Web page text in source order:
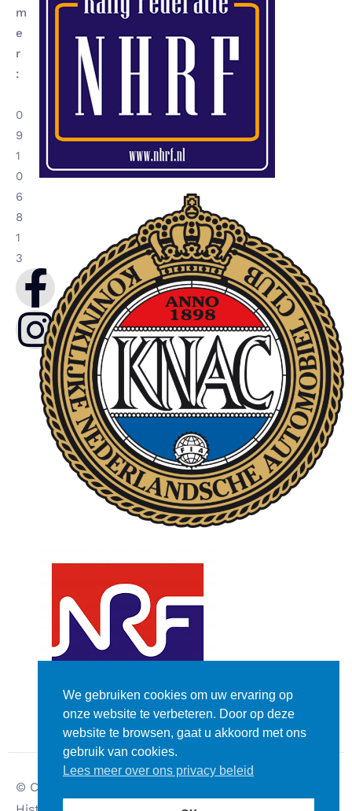
m
e
r
:
0
9
1
0
6
8
1
3
© Copyright – Dutch
We gebruiken cookies om uw ervaring op
onze website te verbeteren. Door op deze
website te browsen, gaat u akkoord met ons
gebruik van cookies.
Lees meer over ons privacy beleid